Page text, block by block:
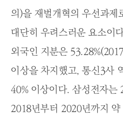
의)을 재벌개혁의 우선과제
대단히 우려스러운 요소이
외국인 지분은
이상을 차지했고, 통신3사
40% 이상이다. 삼성전자는
2018년부터 2020년까지